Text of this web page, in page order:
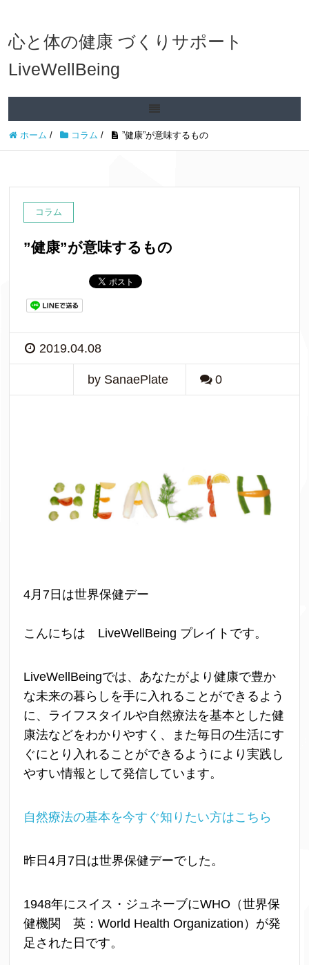
心と体の健康 づくりサポート
LiveWellBeing
ホーム / コラム / ”健康”が意味するもの
コラム
”健康”が意味するもの
2019.04.08
by SanaePlate 0
4月7日は世界保健デー
こんにちは LiveWellBeing プレイトです。
LiveWellBeingでは、あなたがより健康で豊か
な未来の暮らしを手に入れることができるよう
に、ライフスタイルや自然療法を基本とした健
康法などをわかりやすく、また毎日の生活にす
ぐにとり入れることができるようにより実践し
やすい情報として発信しています。
自然療法の基本を今すぐ知りたい方はこちら
昨日4月7日は世界保健デーでした。
1948年にスイス・ジュネーブにWHO（世界保
健機関 英：World Health Organization）が発
足された日です。